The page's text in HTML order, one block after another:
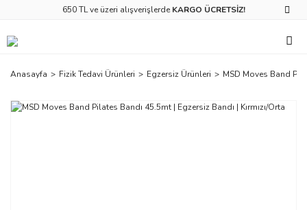
650 TL ve üzeri alışverişlerde KARGO ÜCRETSİZ!
Anasayfa Fizik Tedavi Ürünleri Egzersiz Ürünleri MSD Moves Band